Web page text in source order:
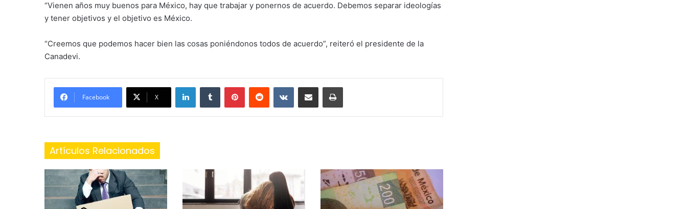
“Vienen años muy buenos para México, hay que trabajar y ponernos de acuerdo. Debemos separar ideologías
y tener objetivos y el objetivo es México.
“Creemos que podemos hacer bien las cosas poniéndonos todos de acuerdo”, reiteró el presidente de la
Canadevi.
Facebook X
LinkedInTumblr PinterestReddit VKontakteShare via Email Print
Artículos Relacionados